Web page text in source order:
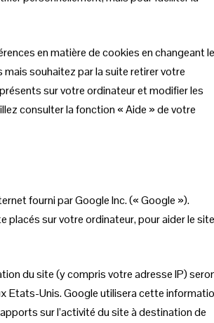
en matière de cookies en changeant
souhaitez par la suite retirer votre
sur votre ordinateur et modifier les
consulter la fonction « Aide » de votre
fourni par Google Inc. (« Google »).
sur votre ordinateur, pour aider le site
du site (y compris votre adresse IP)
Etats-Unis. Google utilisera cette
sur l’activité du site à destination de